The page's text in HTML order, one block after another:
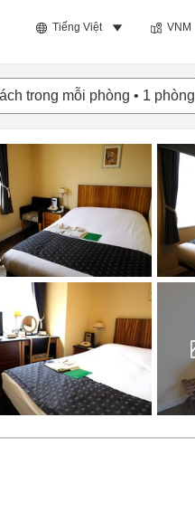
Tiếng Việt VNM
trong mỗi phòng • 1 phòng